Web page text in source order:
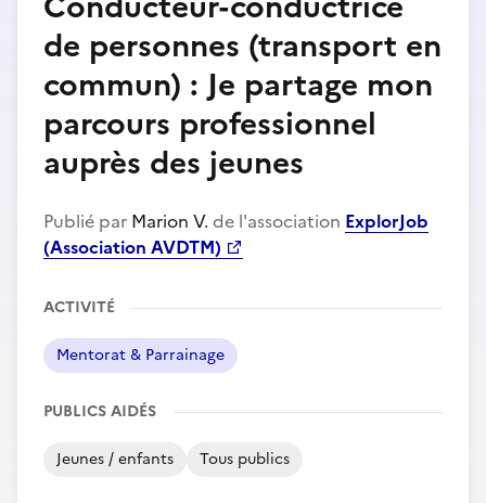
de personnes (transport en
commun) : Je partage mon
parcours professionnel
auprès des jeunes
Publié par Marion V. de l'association ExplorJob
(Association AVDTM)
ACTIVITÉ
Mentorat & Parrainage
PUBLICS AIDÉS
Jeunes / enfants Tous publics